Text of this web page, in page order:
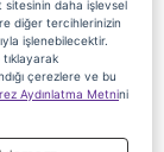
daha işlevsel
diğer tercihlerinizin
işlenebilecektir.
çerezlere ve bu
Aydınlatma Metnini